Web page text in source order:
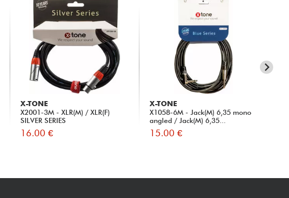
X-TONE
X2001-3M - XLR(M) / XLR(F)
SILVER SERIES
16.00 €
X-TONE
X1058-6M - Jack(M) 6,35 mono
angled / Jack(M) 6,35...
15.00 €